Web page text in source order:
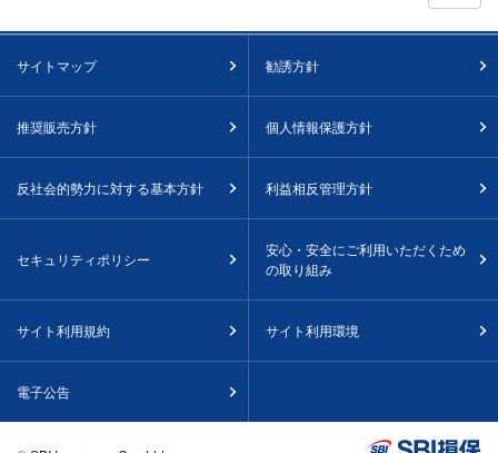
サイトマップ 勧誘方針
推奨販売方針 個人情報保護方針
反社会的勢力に対する基本方針 利益相反管理方針
セキュリティポリシー
安心・安全にご利用いただくため
の取り組み
サイト利用規約 サイト利用環境
電子公告